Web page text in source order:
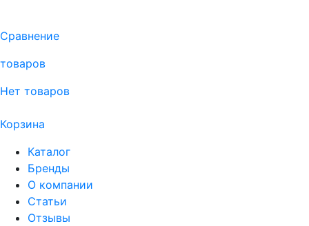
Сравнение
товаров
Нет товаров
Корзина
Каталог
Бренды
О компании
Статьи
Отзывы